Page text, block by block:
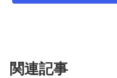
関連記事